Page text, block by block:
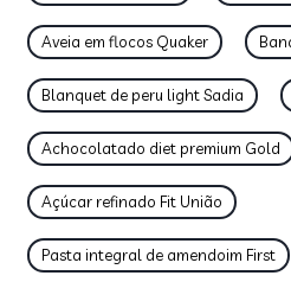
Aveia em flocos Quaker
Blanquet de peru light Sadia
Achocolatado diet premium Gold
Açúcar refinado Fit União
Pasta integral de amendoim First